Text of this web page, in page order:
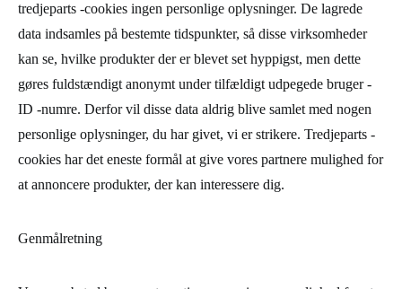
tredjeparts -cookies ingen personlige oplysninger. De lagrede
data indsamles på bestemte tidspunkter, så disse virksomheder
kan se, hvilke produkter der er blevet set hyppigst, men dette
gøres fuldstændigt anonymt under tilfældigt udpegede bruger -
ID -numre. Derfor vil disse data aldrig blive samlet med nogen
personlige oplysninger, du har givet, vi er strikere. Tredjeparts -
cookies har det eneste formål at give vores partnere mulighed for
at annoncere produkter, der kan interessere dig.
Genmålretning